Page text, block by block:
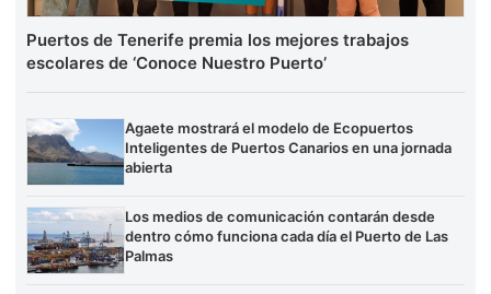
Puertos de Tenerife premia los mejores trabajos
escolares de ‘Conoce Nuestro Puerto’
Agaete mostrará el modelo de Ecopuertos
Inteligentes de Puertos Canarios en una jornada
abierta
Los medios de comunicación contarán desde
dentro cómo funciona cada día el Puerto de Las
Palmas